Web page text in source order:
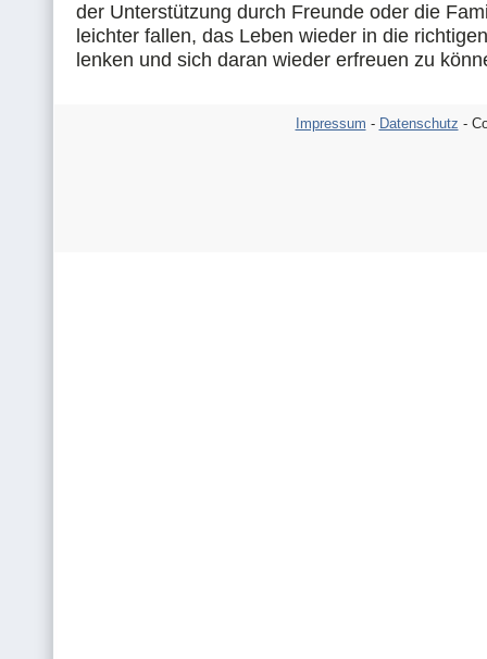
der Unterstützung durch Freunde oder die
leichter fallen, das Leben wieder in die
lenken und sich daran wieder erfreuen zu
Impressum - Datenschutz -